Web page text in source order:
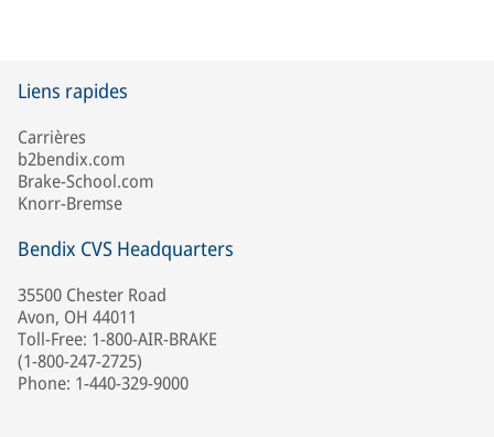
Liens rapides
Carrières
b2bendix.com
Brake-School.com
Knorr-Bremse
Bendix CVS Headquarters
35500 Chester Road
Avon, OH 44011
Toll-Free: 1-800-AIR-BRAKE
(1-800-247-2725)
Phone: 1-440-329-9000